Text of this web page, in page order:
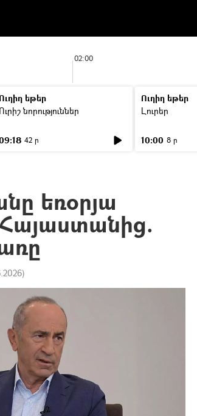
02:00
Ուղիղ եթեր
Ուրիշ նորություններ
42 ր
Ուղիղ եթեր
Լուրեր
10:00 8 ր
եռօրյա
Հայաստանից.
)